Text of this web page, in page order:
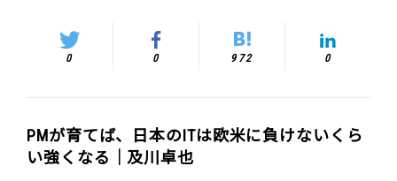
0 0 972 0
PMが育てば、日本のITは欧米に負けないくら
い強くなる｜及川卓也